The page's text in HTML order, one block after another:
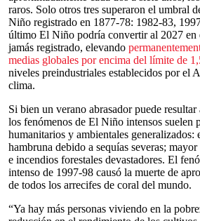
raros. Solo otros tres superaron el umbral
Niño registrado en 1877-78: 1982-83,
último El Niño podría convertir al 2027 en
jamás registrado, elevando
medias globales por encima del límite de
niveles preindustriales establecidos por el
clima.
Si bien un verano abrasador puede
los fenómenos de El Niño intensos suelen
humanitarios y ambientales generalizados:
hambruna debido a sequías severas;
e incendios forestales devastadores. El
intenso de 1997-98 causó la muerte de
de todos los arrecifes de coral del mundo.
“Ya hay más personas viviendo en la